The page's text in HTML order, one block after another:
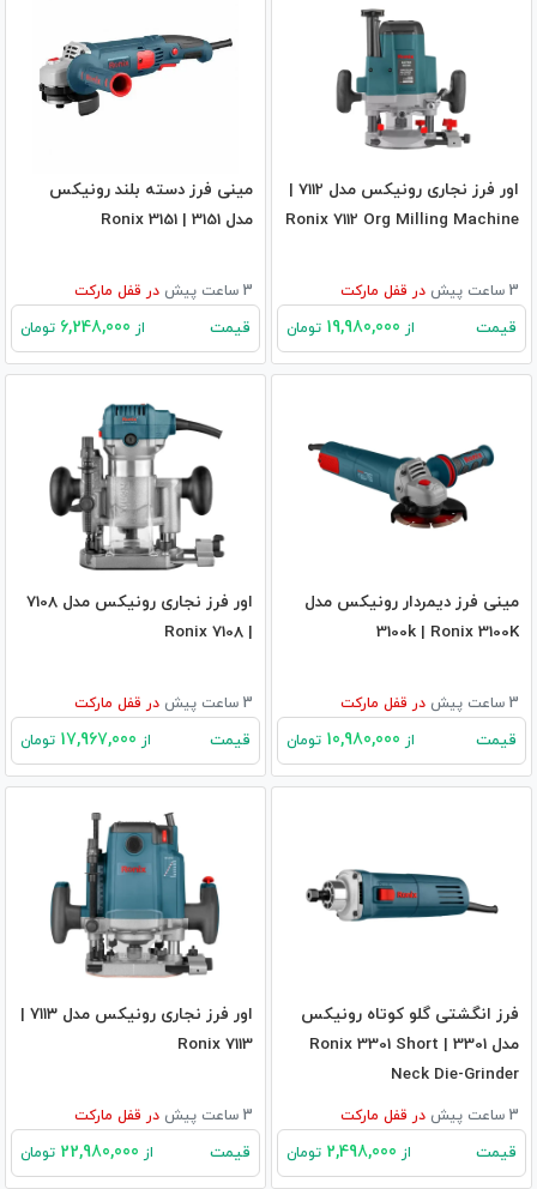
اور فرز نجاری رونیکس مدل 7112 |
Ronix 7112 Org Milling Machine
3 ساعت پیش در قفل مارکت
قیمت از تومان
مینی فرز دسته بلند رونیکس
مدل 3151 | Ronix 3151
3 ساعت پیش در قفل مارکت
قیمت از تومان
مینی فرز دیمردار رونیکس مدل
3100k | Ronix 3100K
3 ساعت پیش در قفل مارکت
قیمت از تومان
اور فرز نجاری رونیکس مدل 7108
| Ronix 7108
3 ساعت پیش در قفل مارکت
قیمت از تومان
فرز انگشتی گلو کوتاه رونیکس
مدل 3301 | Ronix 3301 Short
Neck Die-Grinder
3 ساعت پیش در قفل مارکت
قیمت از تومان
اور فرز نجاری رونیکس مدل ۷۱۱۳ |
Ronix 7113
3 ساعت پیش در قفل مارکت
قیمت از تومان